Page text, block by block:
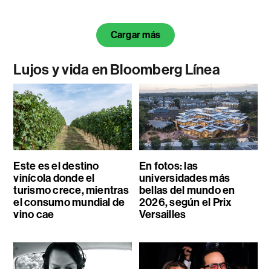
Cargar más
Lujos y vida en Bloomberg Línea
Este es el destino
vinícola donde el
turismo crece, mientras
el consumo mundial de
vino cae
En fotos: las
universidades más
bellas del mundo en
2026, según el Prix
Versailles